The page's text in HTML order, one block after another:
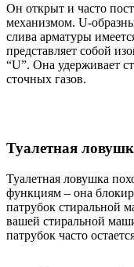
Он открыт и часто
механизмом. U-
слива арматуры
представляет собой
“U”. Она удерживает
сточных газов.
Туалетная
Туалетная ловушка
функциям – она
патрубок стиральной
вашей стиральной
патрубок часто